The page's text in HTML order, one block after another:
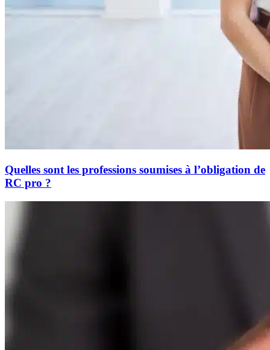
Quelles sont les professions soumises à l’obligation de
RC pro ?